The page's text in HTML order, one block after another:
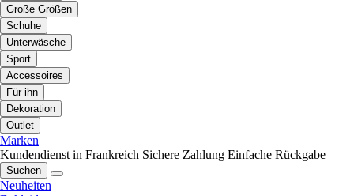
Große Größen
Schuhe
Unterwäsche
Sport
Accessoires
Für ihn
Dekoration
Outlet
Marken
Kundendienst in Frankreich Sichere Zahlung Einfache Rückgabe
Suchen
Neuheiten